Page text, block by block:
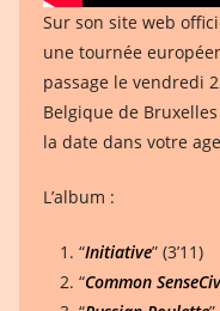
Sur son site web
une tournée
passage le vendredi
Belgique de Bruxelles
la date dans votre
L’album :
“Initiative” (3’11)
“Common